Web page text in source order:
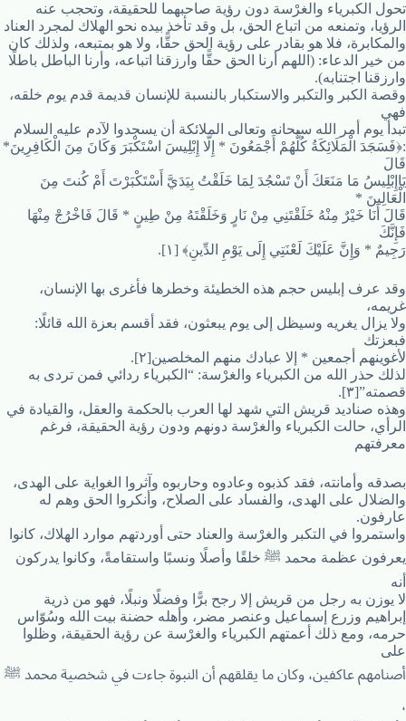
تحول الكبرياء والغرْسة دون رؤية صاحبهما للحقيقة، وتحجب عنه
الرؤيا، وتمنعه من اتباع الحق، بل وقد تأخذ بيده نحو الهلاك لمجرد العناد
والمكابرة، فلا هو بقادر على رؤية الحق حقًّا، ولا هو بمتبعه، ولذلك كان
من خير الدعاء: (اللهم أرنا الحق حقًّا وارزقنا اتباعه، وأرنا الباطل باطلًا
وارزقنا اجتنابه).
وقصة الكبر والتكبر والاستكبار بالنسبة للإنسان قديمة قدم يوم خلقه،
فهي
تبدأ يوم أمر الله سبحانه وتعالى الملائكة أن يسجدوا لآدم عليه السلام
:﴿فَسَجَدَ الْمَلَائِكَةُ كُلُّهُمْ أَجْمَعُونَ * إِلَّا إِبْلِيسَ اسْتَكْبَرَ وَكَانَ مِنَ الْكَافِرِينَ*
قَالَ
يَاإِبْلِيسُ مَا مَنَعَكَ أَنْ تَسْجُدَ لِمَا خَلَقْتُ بِيَدَيَّ أَسْتَكْبَرْتَ أَمْ كُنتَ مِنَ
الْعَالِينَ *
قَالَ أَنَا خَيْرٌ مِنْهُ خَلَقْتَنِي مِنْ نَارٍ وَخَلَقْتَهُ مِنْ طِينٍ * قَالَ فَاخْرُجْ مِنْهَا
فَإِنَّكَ
رَجِيمٌ * وَإِنَّ عَلَيْكَ لَعْنَتِي إِلَى يَوْمِ الدِّينِ﴾ [١].
وقد عرف إبليس حجم هذه الخطيئة وخطرها فأغرى بها الإنسان،
غريمه،
ولا يزال يغريه وسيظل إلى يوم يبعثون، فقد أقسم بعزة الله قائلًا:
فبعزتك
لأغوينهم أجمعين * إلا عبادك منهم المخلصين[٢].
لذلك حذر الله من الكبرياء والغرْسة: “الكبرياء ردائي فمن تردى به
قصمته”[٣].
وهذه صناديد قريش التي شهد لها العرب بالحكمة والعقل، والقيادة في
الرأي، حالت الكبرياء والغرْسة دونهم ودون رؤية الحقيقة، فرغم
معرفتهم
بصدقه وأمانته، فقد كذبوه وعادوه وحاربوه وآثروا الغواية على الهدى،
والضلال على الهدى، والفساد على الصلاح، وأنكروا الحق وهم له
عارفون.
واستمروا في التكبر والغرْسة والعناد حتى أوردتهم موارد الهلاك، كانوا
يعرفون عظمة محمد ﷺ خلقًا وأصلًا ونسبًا واستقامةً، وكانوا يدركون
أنه
لا يوزن به رجل من قريش إلا رجح برًّا وفضلًا ونبلًا، فهو من ذرية
إبراهيم وزرع إسماعيل وعنصر مضر، وأهله حضنة بيت الله وسُوّاس
حرمه، ومع ذلك أعمتهم الكبرياء والغرْسة عن رؤية الحقيقة، وظلوا
على
أصنامهم عاكفين، وكان ما يقلقهم أن النبوة جاءت في شخصية محمد ﷺ
،